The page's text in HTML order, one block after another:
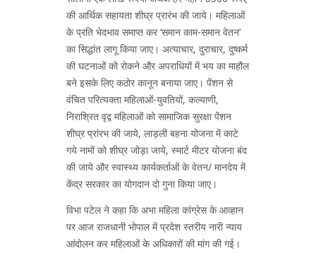
की आर्थिक सहायता शीघ्र प्रारंभ की जाये। महिलाओं
के प्रति भेदभाव समाप्त कर ‘समान काम-समान वेतन’
का सिद्धांत लागू किया जाए। अत्याचार, दुराचार, दुष्कर्म
की घटनाओं को रोकने और अपराधियों में भय का माहौल
बने इसके लिए कठोर कानून बनाया जाए। पेंशन से
वंचित परित्यक्ता महिलाओं-युवतियों, कल्याणी,
निराश्रित वृद्व महिलाओं को सामाजिक सुरक्षा पेंशन
शीघ्र प्रांरभ की जाये, लाड़ली बहना योजना में काटे
गये नामों को शीघ्र जोड़ा जाये, स्मार्ट मीटर योजना बंद
की जाये और स्वास्थ्य कार्यकर्ताओं के वेतन/ मानदेय में
केंद्र सरकार का योगदान दो गुना किया जाए।
विभा पटेल ने कहा कि अभा महिला कांग्रेस के आव्हान
पर आज राजधानी भोपाल में प्रदेश स्तरीय नारी न्याय
आंदोलन कर महिलाओं के अधिकारों की मांग की गई।